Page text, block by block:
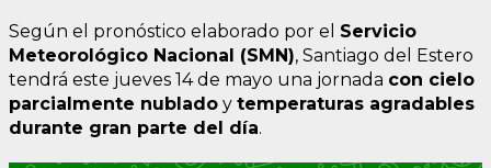
Según el pronóstico elaborado por el Servicio
Meteorológico Nacional (SMN), Santiago del Estero
tendrá este jueves 14 de mayo una jornada con cielo
parcialmente nublado y temperaturas agradables
durante gran parte del día.